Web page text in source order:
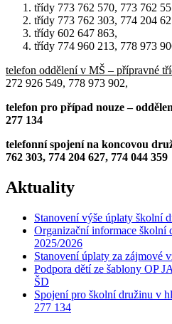
třídy 773 762 570, 773 762
třídy 773 762 303, 774 204
třídy 602 647 863,
třídy 774 960 213, 778 973
telefon oddělení v MŠ – přípravné
272 926 549, 778 973 902,
telefon pro případ nouze –
277 134
telefonní spojení na koncovou
762 303, 774 204 627, 774 044 359
Aktuality
Stanovení výše úplaty školní
Organizační informace školní
2025/2026
Stanovení úplaty za zájmové
Podpora dětí ze šablony OP
ŠD
Spojení pro školní družinu v
277 134